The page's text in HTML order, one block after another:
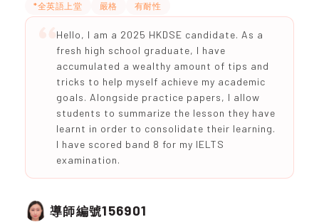
*全英語上堂 嚴格 有耐性
Hello, I am a 2025 HKDSE candidate. As a
fresh high school graduate, I have
accumulated a wealthy amount of tips and
tricks to help myself achieve my academic
goals. Alongside practice papers, I allow
students to summarize the lesson they have
learnt in order to consolidate their learning.
I have scored band 8 for my IELTS
examination.
導師編號156901